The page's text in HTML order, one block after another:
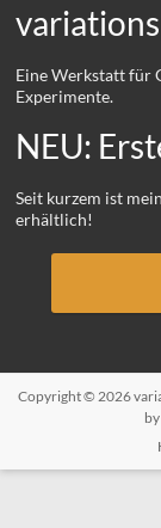
Eine Werkstatt für
Experimente.
NEU:
Seit kurzem ist
erhältlich!
Copyright © 2026